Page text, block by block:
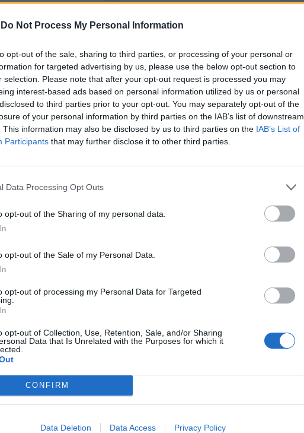
Do Not Process My Personal Information
opt-out of the sale, sharing to third parties, or processing of your personal or
for targeted advertising by us, please use the below opt-out section to
selection. Please note that after your opt-out request is processed you may
interest-based ads based on personal information utilized by us or personal
to third parties prior to your opt-out. You may separately opt-out of the
of your personal information by third parties on the IAB’s list of downstream
This information may also be disclosed by us to third parties on the IAB’s List of
Participants that may further disclose it to other third parties.
Data Processing Opt Outs
opt-out of the Sharing of my personal data.
opt-out of the Sale of my Personal Data.
opt-out of processing my Personal Data for Targeted
opt-out of Collection, Use, Retention, Sale, and/or Sharing
Data that Is Unrelated with the Purposes for which it
CONFIRM
Data Deletion Data Access Privacy Policy
12 часа. На доброволците отново била пусната
към една от трите категории. Ясно е, че при
е около 33 процента и точно това е
чула думи насън в периоди на пикова мозъчна
- 37 процента, което почти не се различава от
повторен тест 24 часа по-късно, тази група се
да е просто съвпадение. Учените заключават, че
рецесии на мозъчните вълни по време на
запаметяване.
доста умерен. По-скоро демонстрира самия факт
нова информация по време на такива моменти на сън и
за обучение.
НОВИНИ »